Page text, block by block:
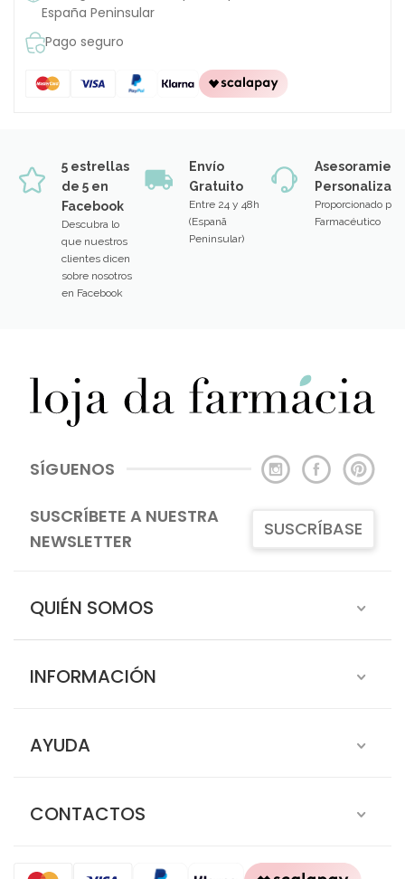
España Peninsular
Pago seguro
5 estrellas
de 5 en
Facebook
Descubra lo
que nuestros
clientes dicen
sobre nosotros
en Facebook
Envío
Gratuito
Entre 24 y 48h
(Espanã
Peninsular)
Proporcionado por
Farmacéutico
SÍGUENOS
SUSCRÍBETE A NUESTRA
NEWSLETTER
SUSCRÍBASE
QUIÉN SOMOS
INFORMACIÓN
AYUDA
CONTACTOS